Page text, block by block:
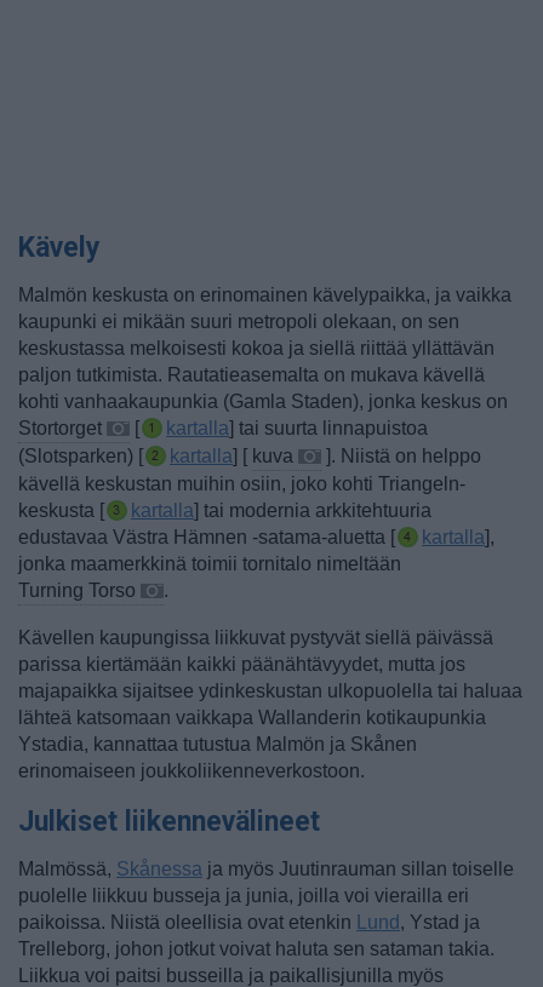
Kävely
Malmön keskusta on erinomainen kävelypaikka, ja vaikka
kaupunki ei mikään suuri metropoli olekaan, on sen
keskustassa melkoisesti kokoa ja siellä riittää yllättävän
paljon tutkimista. Rautatieasemalta on mukava kävellä
kohti vanhaakaupunkia (Gamla Staden), jonka keskus on
Stortorget
[ kartalla] tai suurta linnapuistoa
(Slotsparken) [
kartalla] [ kuva
]. Niistä on helppo
kävellä keskustan muihin osiin, joko kohti Triangeln-
keskusta [
kartalla] tai modernia arkkitehtuuria
edustavaa Västra Hämnen -satama-aluetta [
kartalla],
jonka maamerkkinä toimii tornitalo nimeltään
Turning Torso
.
Kävellen kaupungissa liikkuvat pystyvät siellä päivässä
parissa kiertämään kaikki päänähtävyydet, mutta jos
majapaikka sijaitsee ydinkeskustan ulkopuolella tai haluaa
lähteä katsomaan vaikkapa Wallanderin kotikaupunkia
Ystadia, kannattaa tutustua Malmön ja Skånen
erinomaiseen joukkoliikenneverkostoon.
Julkiset liikennevälineet
Malmössä, Skånessa ja myös Juutinrauman sillan toiselle
puolelle liikkuu busseja ja junia, joilla voi vierailla eri
paikoissa. Niistä oleellisia ovat etenkin
Lund , Ystad ja
Trelleborg, johon jotkut voivat haluta sen sataman takia.
Liikkua voi paitsi busseilla ja paikallisjunilla myös